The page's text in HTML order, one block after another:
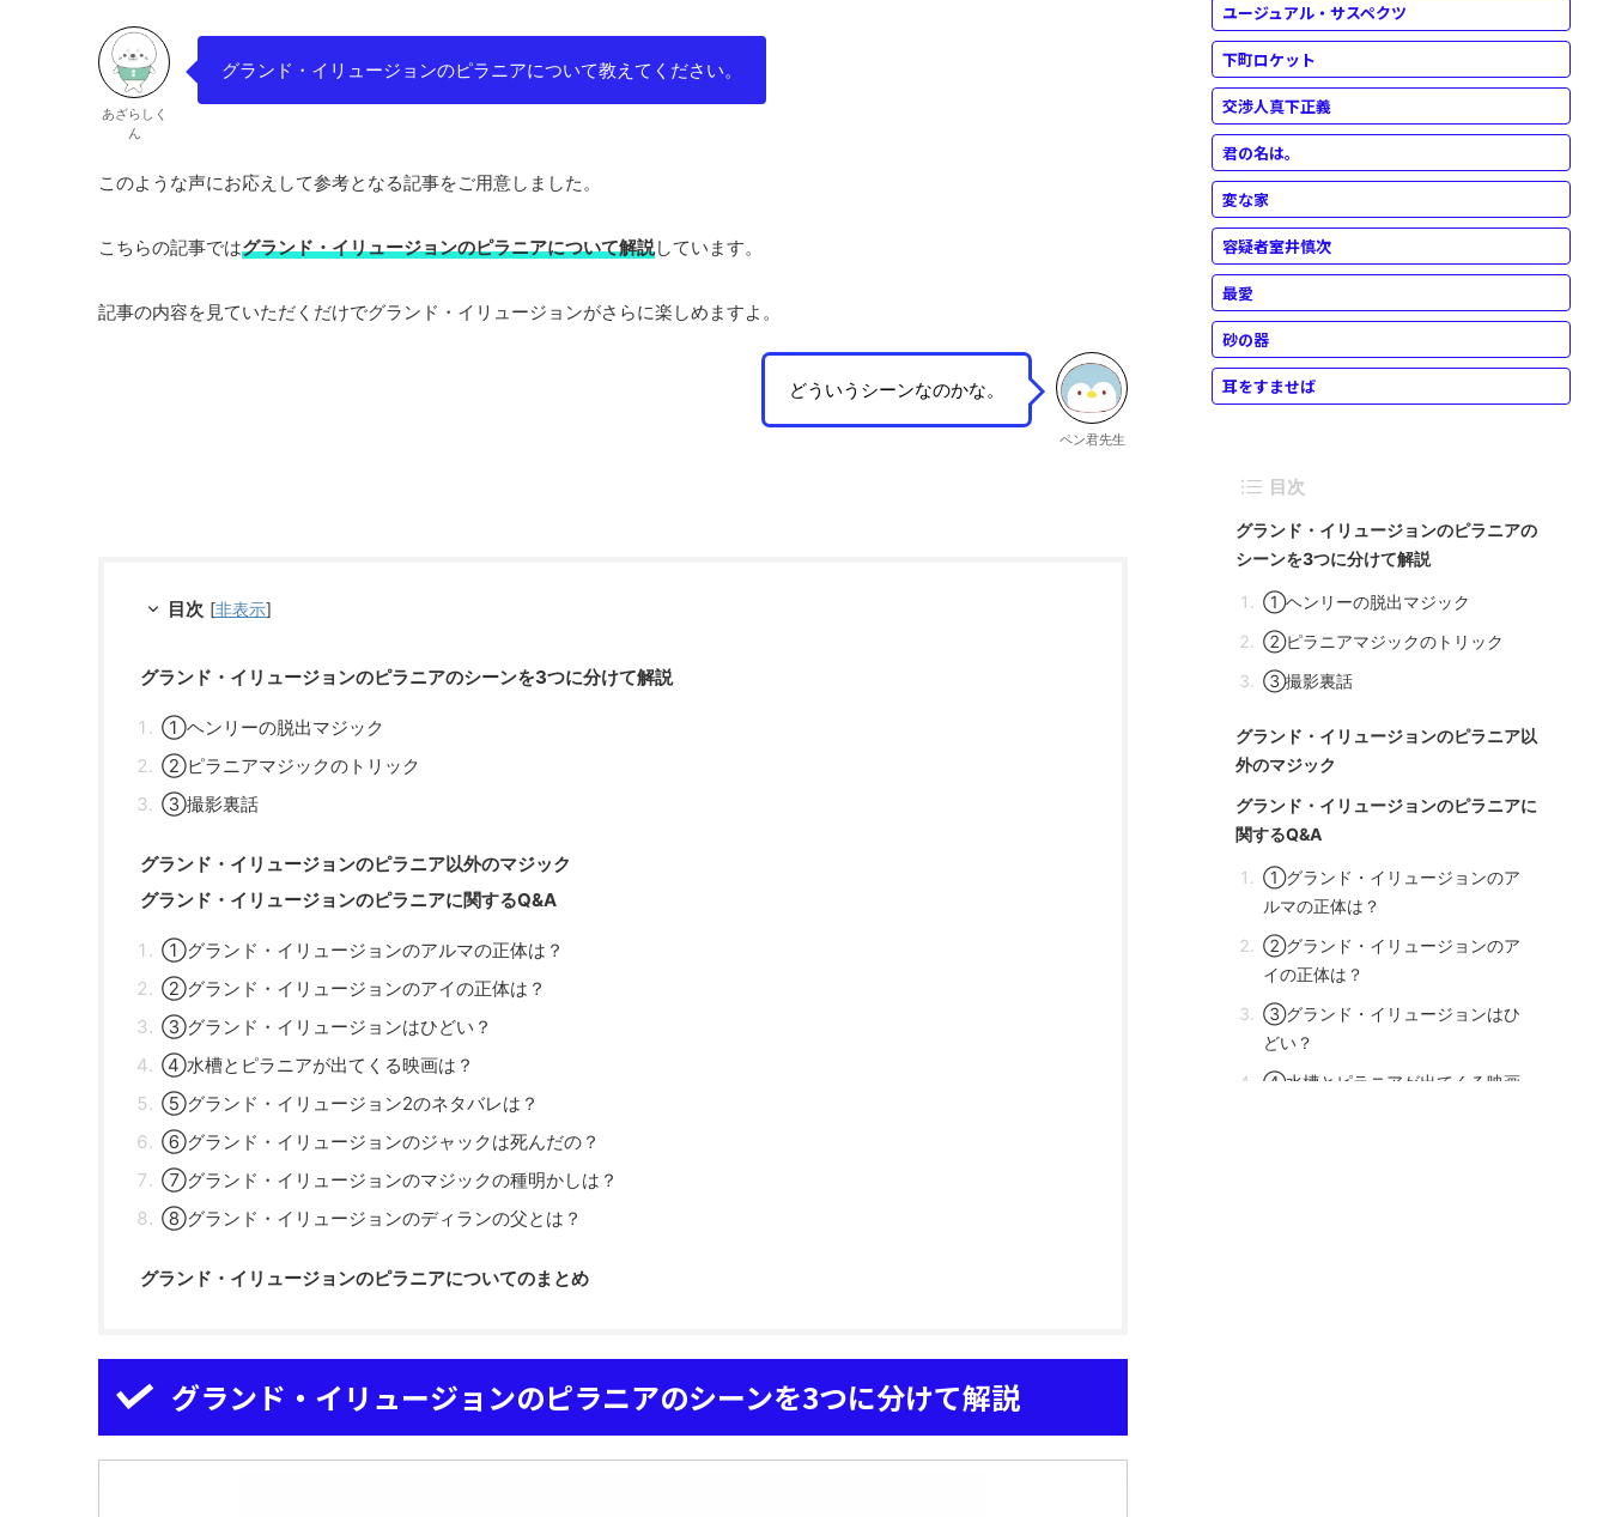
あざらしく
ん
グランド・イリュージョンのピラニアについて教えてください。
このような声にお応えして参考となる記事をご用意しました。
こちらの記事ではグランド・イリュージョンのピラニアについて解説しています。
記事の内容を見ていただくだけでグランド・イリュージョンがさらに楽しめますよ。
どういうシーンなのかな。
ペン君先生
目次 [非表示]
グランド・イリュージョンのピラニアのシーンを3つに分けて解説
①ヘンリーの脱出マジック
②ピラニアマジックのトリック
③撮影裏話
グランド・イリュージョンのピラニア以外のマジック
グランド・イリュージョンのピラニアに関するQ&A
①グランド・イリュージョンのアルマの正体は？
②グランド・イリュージョンのアイの正体は？
③グランド・イリュージョンはひどい？
④水槽とピラニアが出てくる映画は？
⑤グランド・イリュージョン2のネタバレは？
⑥グランド・イリュージョンのジャックは死んだの？
⑦グランド・イリュージョンのマジックの種明かしは？
⑧グランド・イリュージョンのディランの父とは？
グランド・イリュージョンのピラニアについてのまとめ
グランド・イリュージョンのピラニアのシーンを3つに分けて解説
ユージュアル・サスペクツ
下町ロケット
交渉人真下正義
君の名は。
変な家
容疑者室井慎次
最愛
砂の器
耳をすませば
目次
グランド・イリュージョンのピラニアの
シーンを3つに分けて解説
①ヘンリーの脱出マジック
②ピラニアマジックのトリック
③撮影裏話
グランド・イリュージョンのピラニア以
外のマジック
グランド・イリュージョンのピラニアに
関するQ&A
①グランド・イリュージョンのア
ルマの正体は？
②グランド・イリュージョンのア
イの正体は？
③グランド・イリュージョンはひ
どい？
④水槽とピラニアが出てくる映画